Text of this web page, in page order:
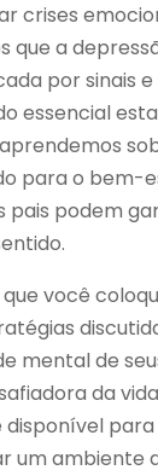
crises
que a
por sinais
essencial
aprendemos
para o bem-
pais podem
você
mental de
da
um ambiente